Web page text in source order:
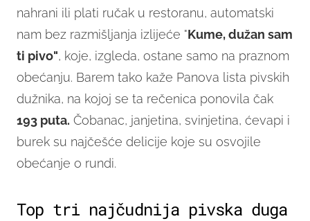
nahrani ili plati ručak u restoranu, automatski
nam bez razmišljanja izlijeće "Kume, dužan sam
ti pivo", koje, izgleda, ostane samo na praznom
obećanju. Barem tako kaže Panova lista pivskih
dužnika, na kojoj se ta rečenica ponovila čak
193 puta. Čobanac, janjetina, svinjetina, ćevapi i
burek su najčešće delicije koje su osvojile
obećanje o rundi.
Top tri najčudnija pivska duga